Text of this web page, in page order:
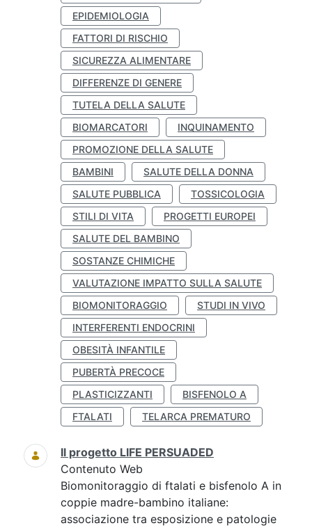
EPIDEMIOLOGIA
FATTORI DI RISCHIO
SICUREZZA ALIMENTARE
DIFFERENZE DI GENERE
TUTELA DELLA SALUTE
BIOMARCATORI
INQUINAMENTO
PROMOZIONE DELLA SALUTE
BAMBINI
SALUTE DELLA DONNA
SALUTE PUBBLICA
TOSSICOLOGIA
STILI DI VITA
PROGETTI EUROPEI
SALUTE DEL BAMBINO
SOSTANZE CHIMICHE
VALUTAZIONE IMPATTO SULLA SALUTE
BIOMONITORAGGIO
STUDI IN VIVO
INTERFERENTI ENDOCRINI
OBESITÀ INFANTILE
PUBERTÀ PRECOCE
PLASTICIZZANTI
BISFENOLO A
FTALATI
TELARCA PREMATURO
Il progetto LIFE PERSUADED
Contenuto Web
Biomonitoraggio di ftalati e bisfenolo A in
coppie madre-bambino italiane:
associazione tra esposizione e patologie